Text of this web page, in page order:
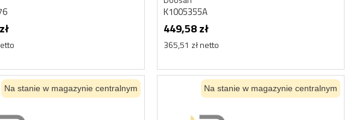
K1005355A
449,58 zł
365,51 zł netto
Na stanie w magazynie centralnym Na stanie w magazynie centralnym